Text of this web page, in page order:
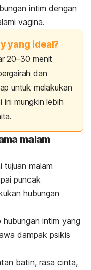
intim dengan
vagina.
yang ideal?
20–30 menit
dan
untuk melakukan
ini mungkin lebih
malam
tujuan malam
puncak
hubungan
intim yang
dampak psikis
batin, rasa cinta,